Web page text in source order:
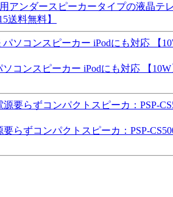
ンダースピーカータイプの液晶
送料無料】
コンスピーカー iPodにも対応 【
らずコンパクトスピーカ：PSP-